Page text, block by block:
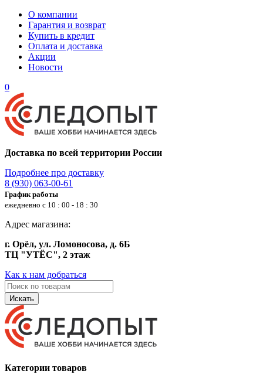
О компании
Гарантия и возврат
Купить в кредит
Оплата и доставка
Акции
Новости
0
Доставка по всей территории России
Подробнее про доставку
8 (930) 063-00-61
График работы
ежедневно с 10 : 00 - 18 : 30
Адрес магазина:
г. Орёл, ул. Ломоносова, д. 6Б
ТЦ "УТЁС", 2 этаж
Как к нам добраться
Искать
Категории товаров